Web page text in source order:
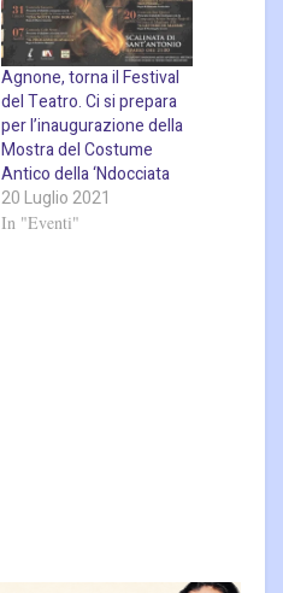
Agnone, torna il Festival
del Teatro. Ci si prepara
per l’inaugurazione della
Mostra del Costume
Antico della ‘Ndocciata
20 Luglio 2021
In "Eventi"